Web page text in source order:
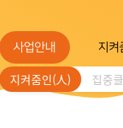
사업안내
지켜줌인(人) 집중
지켜